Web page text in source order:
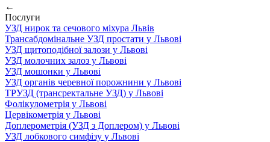
←
Послуги
УЗД нирок та сечового міхура Львів
Трансабдомінальне УЗД простати у Львові
УЗД щитоподібної залози у Львові
УЗД молочних залоз у Львові
УЗД мошонки у Львові
УЗД органів черевної порожнини у Львові
ТРУЗД (трансректальне УЗД) у Львові
Фолікулометрія у Львові
Цервікометрія у Львові
Доплерометрія (УЗД з Доплером) у Львові
УЗД лобкового симфізу у Львові